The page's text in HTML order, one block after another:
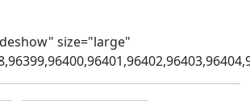
size="large"